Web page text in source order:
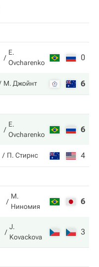
E.
Ovcharenko
0
М. Джойнт 6
E.
Ovcharenko
6
П. Стирнс 4
М.
Ниномия
6
J.
Kovackova
3